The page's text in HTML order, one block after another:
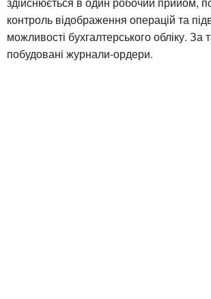
контроль відображення операцій та
можливості бухгалтерського обліку.
побудовані журнали-ордери.